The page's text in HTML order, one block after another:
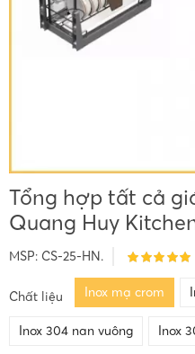
Tổng hợp tất cả
Quang Huy
MSP: CS-25-HN.
Chất liệu Inox mạ crom
Inox 304 nan vuông Inox